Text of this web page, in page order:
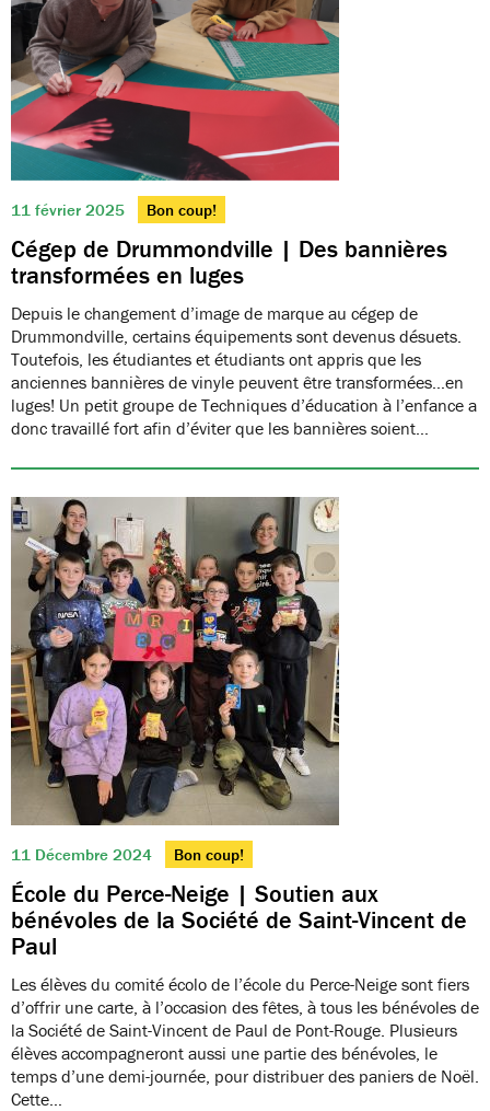
11 février 2025 Bon coup!
Cégep de Drummondville | Des bannières
transformées en luges
Depuis le changement d’image de marque au cégep de
Drummondville, certains équipements sont devenus désuets.
Toutefois, les étudiantes et étudiants ont appris que les
anciennes bannières de vinyle peuvent être transformées…en
luges! Un petit groupe de Techniques d’éducation à l’enfance a
donc travaillé fort afin d’éviter que les bannières soient…
11 Décembre 2024 Bon coup!
École du Perce-Neige | Soutien aux
bénévoles de la Société de Saint-Vincent de
Paul
Les élèves du comité écolo de l’école du Perce-Neige sont fiers
d’offrir une carte, à l’occasion des fêtes, à tous les bénévoles de
la Société de Saint-Vincent de Paul de Pont-Rouge. Plusieurs
élèves accompagneront aussi une partie des bénévoles, le
temps d’une demi-journée, pour distribuer des paniers de Noël.
Cette…